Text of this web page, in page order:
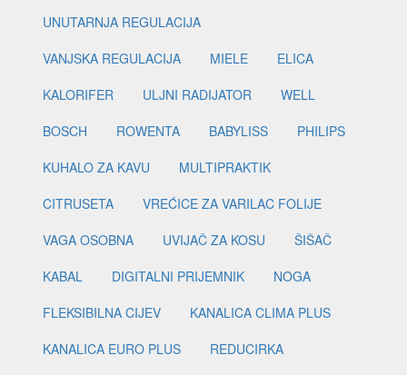
UNUTARNJA REGULACIJA
VANJSKA REGULACIJA
MIELE
ELICA
KALORIFER
ULJNI RADIJATOR
WELL
BOSCH
ROWENTA BABYLISS
PHILIPS
KUHALO ZA KAVU
MULTIPRAKTIK
CITRUSETA
VREĆICE ZA VARILAC FOLIJE
VAGA OSOBNA
UVIJAČ ZA KOSU
ŠIŠAČ
KABAL
DIGITALNI PRIJEMNIK
NOGA
FLEKSIBILNA CIJEV
KANALICA CLIMA PLUS
KANALICA EURO PLUS
REDUCIRKA